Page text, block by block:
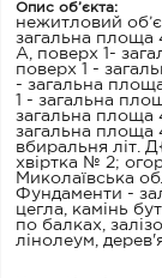
Опис об’єкта:
нежитловий
загальна площа
А, поверх 1-
поверх 1 -
- загальна
1 - загальна
загальна площа
загальна площа
вбиральня літ.
хвіртка № 2;
Миколаївська
Фундаменти -
цегла, камінь
по балках,
лінолеум,